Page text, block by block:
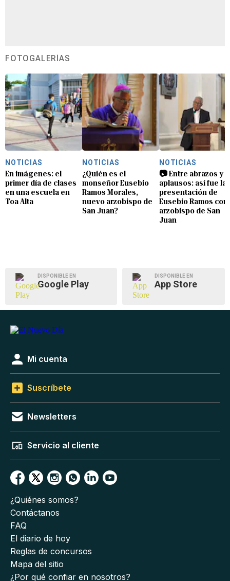
FOTOGALERÍAS
NOTICIAS
En imágenes: el
primer día de clases
en una escuela en
Toa Alta
NOTICIAS
¿Quién es el
monseñor Eusebio
Ramos Morales,
nuevo arzobispo de
San Juan?
NOTICIAS
📷 Entre abrazos y
aplausos: así fue la
presentación de
Eusebio Ramos
arzobispo de San
Juan
DISPONIBLE EN
Google Play
DISPONIBLE EN
App Store
Mi cuenta
Suscríbete
Newsletters
Servicio al cliente
¿Quiénes somos?
Contáctanos
FAQ
El diario de hoy
Reglas de concursos
Mapa del sitio
¿Por qué confiar en nosotros?